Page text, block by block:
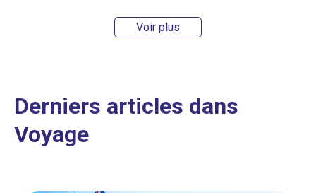
Voir plus
Derniers articles dans
Voyage